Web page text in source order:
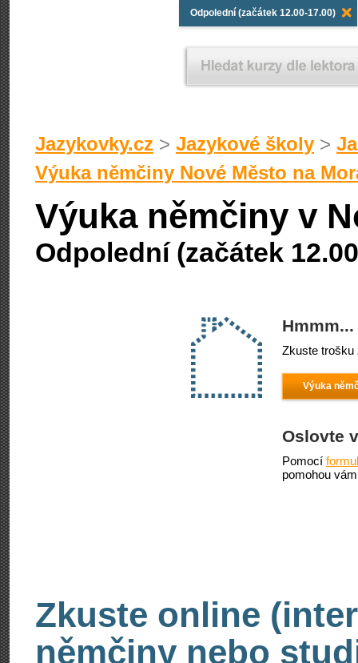
Odpolední (začátek 12.00-17.00)
Jazykovky.cz > Jazykové školy >
Výuka němčiny Nové Město na
Výuka němčiny v
Odpolední (začátek
Zkuste trošku
Výuka
Oslovte
Pomocí
pomohou
Zkuste online
němčiny nebo